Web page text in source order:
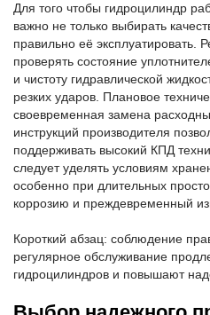
Для того чтобы гидроцилиндр
важно не только выбирать
правильно её эксплуатировать.
проверять состояние
и чистоту гидравлической
резких ударов. Плановое
своевременная замена
инструкций производителя
поддерживать высокий КПД
следует уделять условиям
особенно при длительных
коррозию и преждевременный
Короткий абзац: соблюдение
регулярное обслуживание
гидроцилиндров и повышают